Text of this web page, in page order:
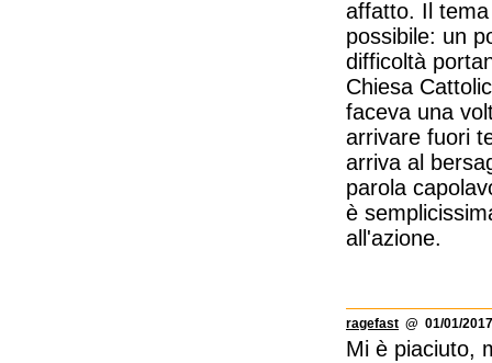
affatto. Il
possibile: un
difficoltà
Chiesa
faceva una
arrivare fuori
arriva al
parola
è
all'azione.
ragefast @ 01/01/
Mi è piaciuto,